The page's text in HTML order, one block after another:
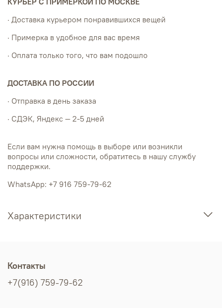
· Доставка курьером понравившихся вещей
· Примерка в удобное для вас время
· Оплата только того, что вам подошло
ДОСТАВКА ПО РОССИИ
· Отправка в день заказа
· СДЭК, Яндекс — 2-5 дней
Если вам нужна помощь в выборе или возникли
вопросы или сложности, обратитесь в нашу службу
поддержки.
WhatsApp: +7 916 759-79-62
Характеристики
Контакты
+7(916) 759-79-62